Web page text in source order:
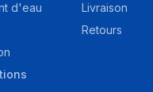
d'eau
Livraison
Retours